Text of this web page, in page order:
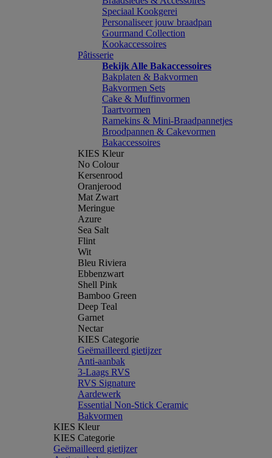
Speciaal Kookgerei
Personaliseer jouw braadpan
Gourmand Collection
Kookaccessoires
Pâtisserie
Bekijk Alle Bakaccessoires
Bakplaten & Bakvormen
Bakvormen Sets
Cake & Muffinvormen
Taartvormen
Ramekins & Mini-Braadpannetjes
Broodpannen & Cakevormen
Bakaccessoires
KIES Kleur
No Colour
Kersenrood
Oranjerood
Mat Zwart
Meringue
Azure
Sea Salt
Flint
Wit
Bleu Riviera
Ebbenzwart
Shell Pink
Bamboo Green
Deep Teal
Garnet
Nectar
KIES Categorie
Geëmailleerd gietijzer
Anti-aanbak
3-Laags RVS
RVS Signature
Aardewerk
Essential Non-Stick Ceramic
Bakvormen
KIES Kleur
KIES Categorie
Geëmailleerd gietijzer